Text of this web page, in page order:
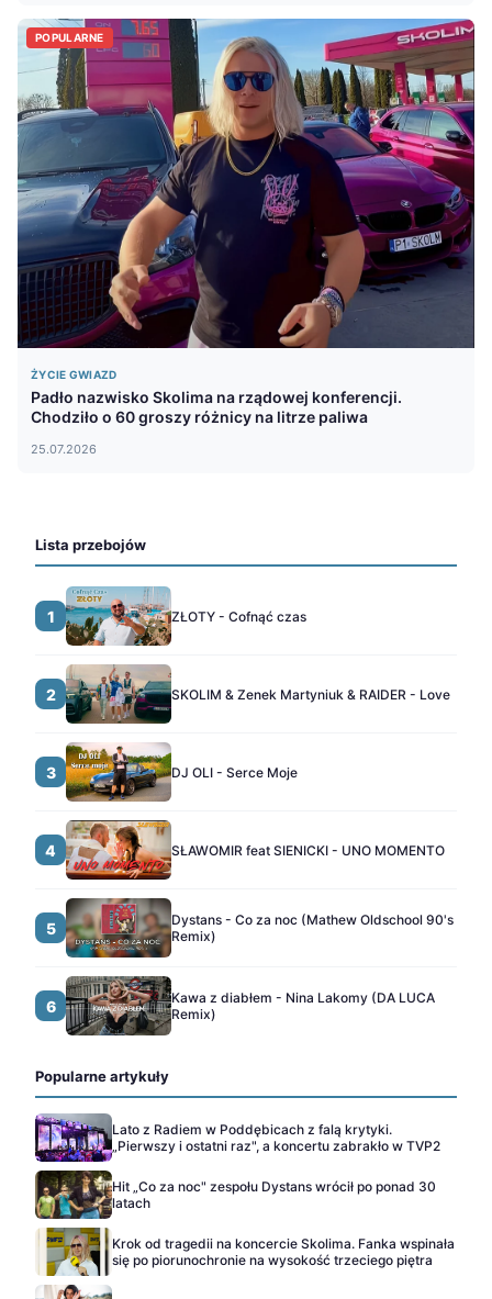
POPULARNE
ŻYCIE GWIAZD
Padło nazwisko Skolima na rządowej konferencji.
Chodziło o 60 groszy różnicy na litrze paliwa
25.07.2026
Lista przebojów
1 ZŁOTY - Cofnąć czas
2 SKOLIM & Zenek Martyniuk & RAIDER - Love
3 DJ OLI - Serce Moje
4 SŁAWOMIR feat SIENICKI - UNO MOMENTO
5
Dystans - Co za noc (Mathew Oldschool 90's
Remix)
6
Kawa z diabłem - Nina Lakomy (DA LUCA
Remix)
Popularne artykuły
Lato z Radiem w Poddębicach z falą krytyki.
„Pierwszy i ostatni raz", a koncertu zabrakło w TVP2
Hit „Co za noc" zespołu Dystans wrócił po ponad 30
latach
Krok od tragedii na koncercie Skolima. Fanka wspinała
się po piorunochronie na wysokość trzeciego piętra